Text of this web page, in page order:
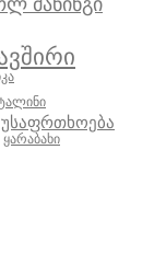
უსაფრთხოება
ყარაბახი